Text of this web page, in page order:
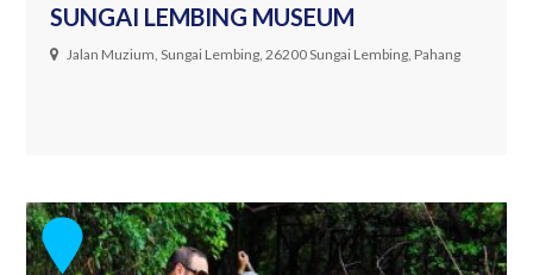
SUNGAI LEMBING MUSEUM
Jalan Muzium, Sungai Lembing, 26200 Sungai Lembing, Pahang